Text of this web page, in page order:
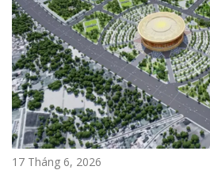
17 Tháng 6, 2026